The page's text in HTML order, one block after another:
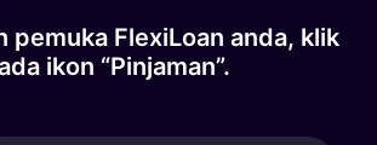
pemuka FlexiLoan anda, klik
ikon “Pinjaman”.